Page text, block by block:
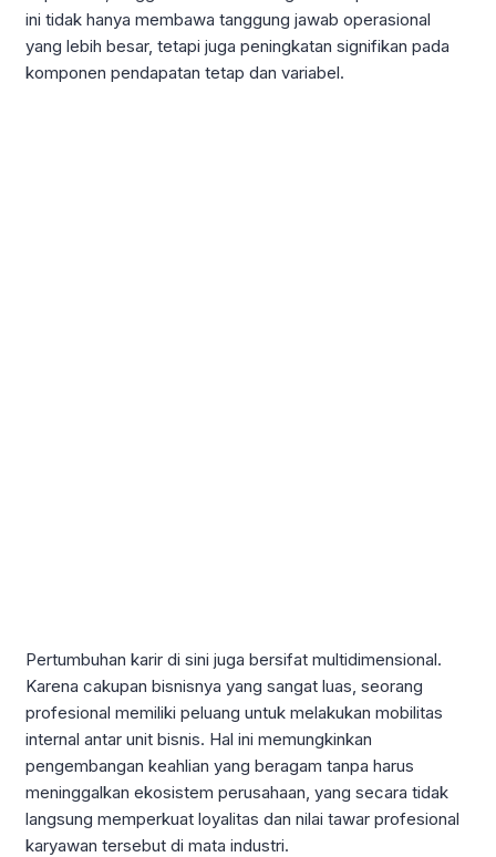
ini tidak hanya membawa tanggung jawab operasional
yang lebih besar, tetapi juga peningkatan signifikan pada
komponen pendapatan tetap dan variabel.
Pertumbuhan karir di sini juga bersifat multidimensional.
Karena cakupan bisnisnya yang sangat luas, seorang
profesional memiliki peluang untuk melakukan mobilitas
internal antar unit bisnis. Hal ini memungkinkan
pengembangan keahlian yang beragam tanpa harus
meninggalkan ekosistem perusahaan, yang secara tidak
langsung memperkuat loyalitas dan nilai tawar profesional
karyawan tersebut di mata industri.